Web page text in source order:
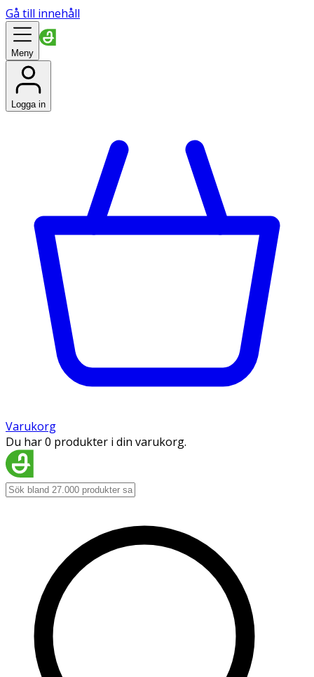
Gå till innehåll
Meny
Logga in
Varukorg
Du har 0 produkter i din varukorg.